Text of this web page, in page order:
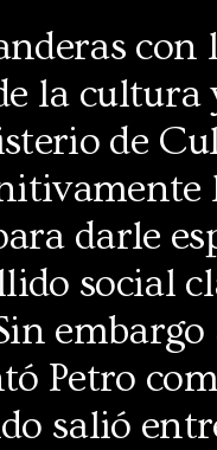
con
la
de
darle
social
Petro
salió